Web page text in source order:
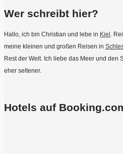
Wer schreibt hier?
Hallo, ich bin Christian und lebe in Kiel .
meine kleinen und großen Reisen in
Rest der Welt. Ich liebe das Meer und den
eher seltener.
Hotels auf